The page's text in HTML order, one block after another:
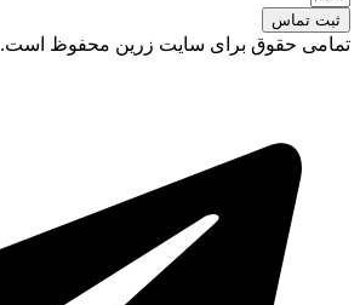
ثبت تماس
تمامی حقوق برای سایت زرین محفوظ است.